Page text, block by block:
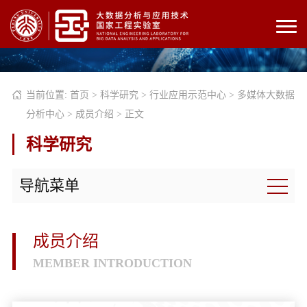
当前位置: 首页 > 科学研究 > 行业应用示范中心 > 多媒体大数据
分析中心 > 成员介绍 > 正文
科学研究
导航菜单
成员介绍
MEMBER INTRODUCTION